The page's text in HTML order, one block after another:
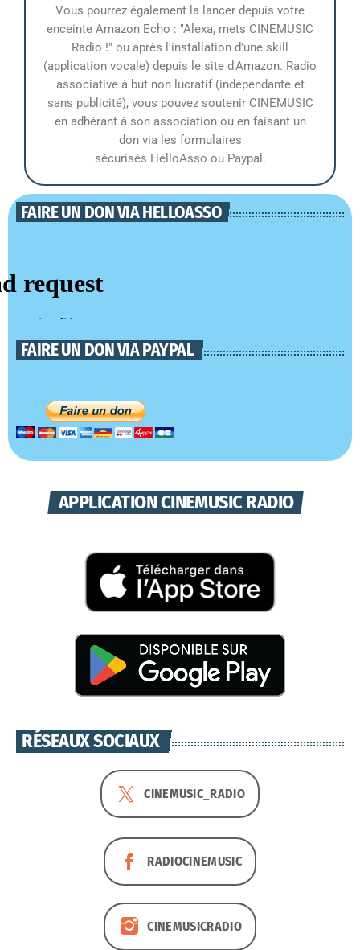
Vous pourrez également la lancer depuis votre
enceinte Amazon Echo : "Alexa, mets CINEMUSIC
Radio !" ou après l'installation d'une skill
(application vocale) depuis le site d'Amazon. Radio
associative à but non lucratif (indépendante et
sans publicité), vous pouvez soutenir CINEMUSIC
en adhérant à son association ou en faisant un
don via les formulaires
sécurisés HelloAsso ou Paypal.
FAIRE UN DON VIA HELLOASSO
FAIRE UN DON VIA PAYPAL
APPLICATION CINEMUSIC RADIO
RÉSEAUX SOCIAUX
CINEMUSIC_RADIO
RADIOCINEMUSIC
CINEMUSICRADIO